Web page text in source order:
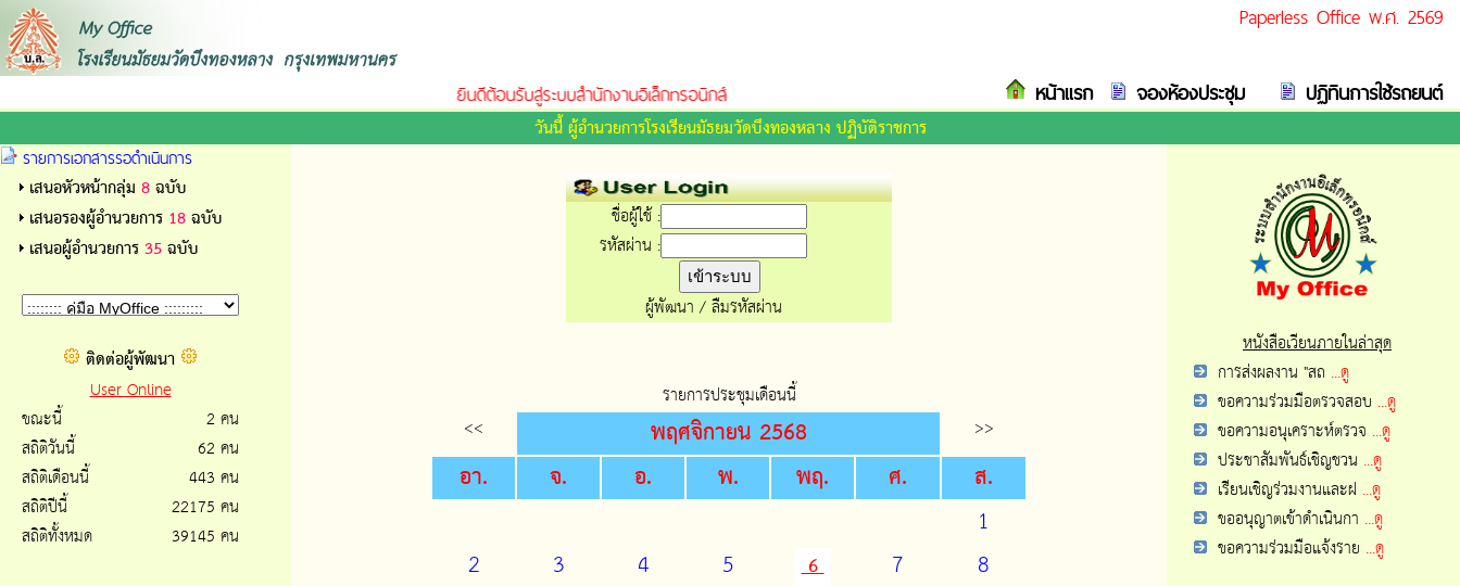
Paperless Office พ.ศ. 2569
ยินดีต้อนรับสู่ระบบสำนักงานอิเล็กทรอนิกส์ หน้าแรก จองห้องประชุม ปฏิทินการใช้รถยนต์
วันนี้ ผู้อำนวยการโรงเรียนมัธยมวัดบึงทองหลาง ปฏิบัติราชการ
รายการเอกสารรอดำเนินการ
เสนอหัวหน้ากลุ่ม 8ฉบับ
เสนอรองผู้อำนวยการ 18ฉบับ
เสนอผู้อำนวยการ35ฉบับ
ติดต่อผู้พัฒนา
User Online
ขณะนี้
2 คน
สถิติวันนี้
62 คน
สถิติเดือนนี้
443 คน
สถิติปีนี้
22175 คน
สถิติทั้งหมด
39145 คน
ชื่อผู้ใช้ :
รหัสผ่าน :
ผู้พัฒนา/ลืมรหัสผ่าน
รายการประชุมเดือนนี้
<<
พฤศจิกายน 2568 >>
อา. จ. อ. พ. พฤ. ศ. ส.
1
2
3 4 5 6 7
8
หนังสือเวียนภายในล่าสุด
การส่งผลงาน "สถ ...ดู
ขอความร่วมมือตรวจสอบ ...ดู
ขอความอนุเคราะห์ตรวจ ...ดู
ประชาสัมพันธ์เชิญชวน ...ดู
เรียนเชิญร่วมงานและฝ ...ดู
ขออนุญาตเข้าดำเนินกา ...ดู
ขอความร่วมมือแจ้งราย ...ดู